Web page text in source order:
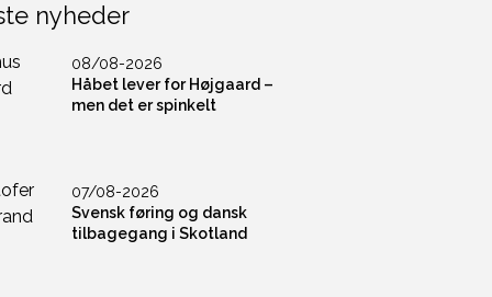
nyheder
08/08-2026
Håbet lever for Højgaard –
men det er spinkelt
07/08-2026
Svensk føring og dansk
tilbagegang i Skotland